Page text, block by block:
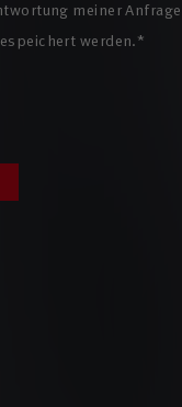
meiner
werden.*